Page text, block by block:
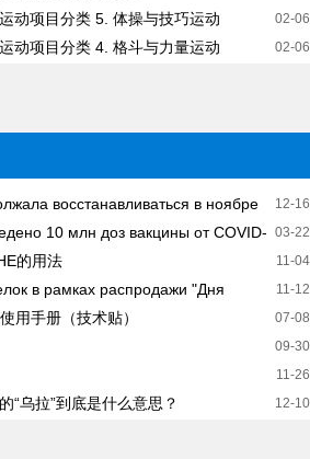
02-06
动项目分类 5. 体操与技巧运动
02-06
动项目分类 4. 格斗与力量运动
12-16
восстанавливаться в ноябре
03-22
10 млн доз вакцины от COVID-
11-04
的用法
11-12
в рамках распродажи "Дня
онлайн-платфор
07-08
用手册（技术贴）
09-30
11-26
12-10
“乌拉”到底是什么意思？